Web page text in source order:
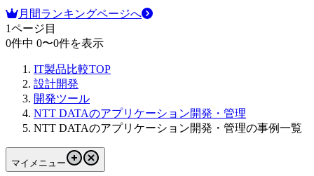
月間ランキングページへ
1ページ目
0件中 0〜0件を表示
IT製品比較TOP
設計開発
開発ツール
NTT DATAのアプリケーション開発・管理
NTT DATAのアプリケーション開発・管理の事例一覧
マイメニュー